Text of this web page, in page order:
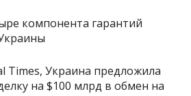
Times, Украина предложила
на $100 млрд в обмен на